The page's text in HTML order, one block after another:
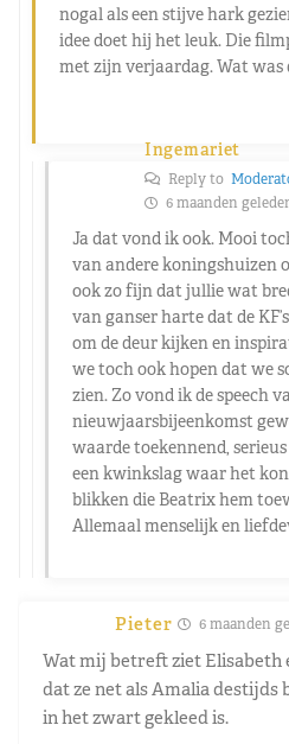
nogal als een stijve hark
idee doet hij het leuk. Die
met zijn verjaardag. Wat was
Ingemariet
Reply to
6 maanden
Ja dat vond ik ook. Mooi
van andere koningshuizen
ook zo fijn dat jullie wat
van ganser harte dat de
om de deur kijken en
we toch ook hopen dat we
zien. Zo vond ik de speech
nieuwjaarsbijeenkomst
waarde toekennend,
een kwinkslag waar het
blikken die Beatrix hem
Allemaal menselijk en
Pieter 6 maanden
Wat mij betreft ziet Elisabeth
dat ze net als Amalia destijds
in het zwart gekleed is.